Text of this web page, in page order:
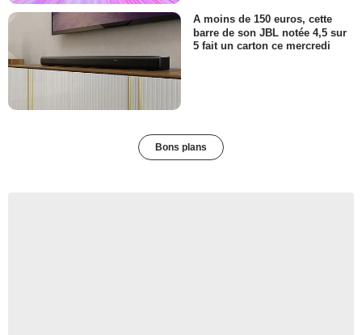
A moins de 150 euros, cette
barre de son JBL notée 4,5 sur
5 fait un carton ce mercredi
Bons plans